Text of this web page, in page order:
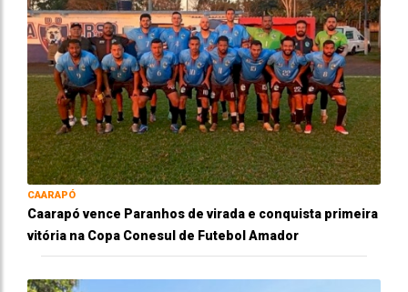
CAARAPÓ
Caarapó vence Paranhos de virada e conquista primeira
vitória na Copa Conesul de Futebol Amador